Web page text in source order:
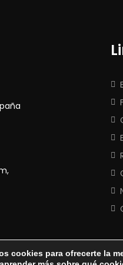
cookies para ofrecerte la